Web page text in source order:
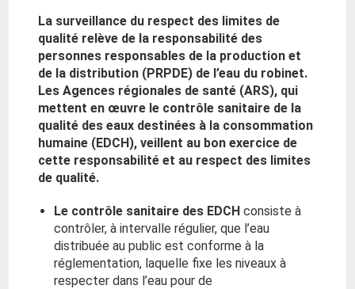
La surveillance du respect des limites de
qualité relève de la responsabilité des
personnes responsables de la production et
de la distribution (PRPDE) de l’eau du robinet.
Les Agences régionales de santé (ARS), qui
mettent en œuvre le contrôle sanitaire de la
qualité des eaux destinées à la consommation
humaine (EDCH), veillent au bon exercice de
cette responsabilité et au respect des limites
de qualité.
Le contrôle sanitaire des EDCH consiste à
contrôler, à intervalle régulier, que l’eau
distribuée au public est conforme à la
réglementation, laquelle fixe les niveaux à
respecter dans l’eau pour de